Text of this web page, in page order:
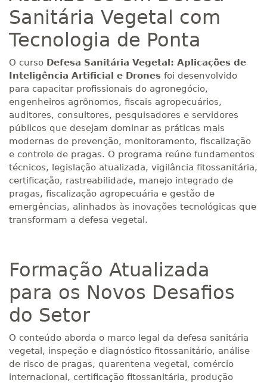
Sanitária Vegetal com
Tecnologia de Ponta
O curso Defesa Sanitária Vegetal: Aplicações de
Inteligência Artificial e Drones foi desenvolvido
para capacitar profissionais do agronegócio,
engenheiros agrônomos, fiscais agropecuários,
auditores, consultores, pesquisadores e servidores
públicos que desejam dominar as práticas mais
modernas de prevenção, monitoramento, fiscalização
e controle de pragas. O programa reúne fundamentos
técnicos, legislação atualizada, vigilância fitossanitária,
certificação, rastreabilidade, manejo integrado de
pragas, fiscalização agropecuária e gestão de
emergências, alinhados às inovações tecnológicas que
transformam a defesa vegetal.
Formação Atualizada
para os Novos Desafios
do Setor
O conteúdo aborda o marco legal da defesa sanitária
vegetal, inspeção e diagnóstico fitossanitário, análise
de risco de pragas, quarentena vegetal, comércio
internacional, certificação fitossanitária, produção